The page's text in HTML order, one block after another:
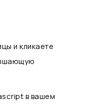
и кликаете
в вашем